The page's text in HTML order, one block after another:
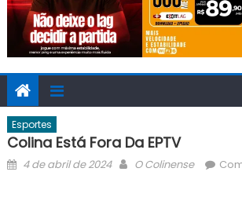
Esportes
Colina Está Fora Da EPTV
Posted
4 de abril de 2024 Author
O Colinense